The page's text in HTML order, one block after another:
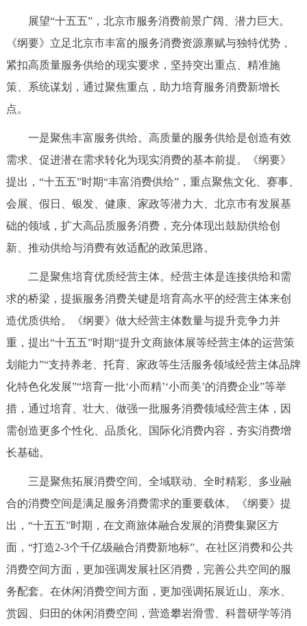
展望“十五五”，北京市服务消费前景广阔、潜力巨大。
《纲要》立足北京市丰富的服务消费资源禀赋与独特优势，
紧扣高质量服务供给的现实要求，坚持突出重点、精准施
策、系统谋划，通过聚焦重点，助力培育服务消费新增长
点。
一是聚焦丰富服务供给。高质量的服务供给是创造有效
需求、促进潜在需求转化为现实消费的基本前提。《纲要》
提出，“十五五”时期“丰富消费供给”，重点聚焦文化、赛事、
会展、假日、银发、健康、家政等潜力大、北京市有发展基
础的领域，扩大高品质服务消费，充分体现出鼓励供给创
新、推动供给与消费有效适配的政策思路。
二是聚焦培育优质经营主体。经营主体是连接供给和需
求的桥梁，提振服务消费关键是培育高水平的经营主体来创
造优质供给。《纲要》做大经营主体数量与提升竞争力并
重，提出“十五五”时期“提升文商旅体展等经营主体的运营策
划能力”“支持养老、托育、家政等生活服务领域经营主体品牌
化特色化发展”“培育一批‘小而精’‘小而美’的消费企业”等举
措，通过培育、壮大、做强一批服务消费领域经营主体，因
需创造更多个性化、品质化、国际化消费内容，夯实消费增
长基础。
三是聚焦拓展消费空间。全域联动、全时精彩、多业融
合的消费空间是满足服务消费需求的重要载体。《纲要》提
出，“十五五”时期，在文商旅体融合发展的消费集聚区方
面，“打造2-3个千亿级融合消费新地标”。在社区消费和公共
消费空间方面，更加强调发展社区消费，完善公共空间的服
务配套。在休闲消费空间方面，更加强调拓展近山、亲水、
赏园、归田的休闲消费空间，营造攀岩滑雪、科普研学等消